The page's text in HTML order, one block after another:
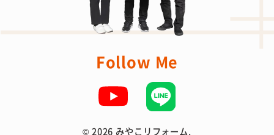
Follow Me
© 2026 みやこリフォーム.